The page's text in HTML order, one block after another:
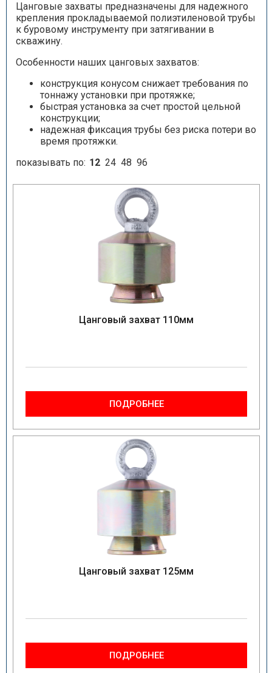
Цанговые захваты предназначены для надежного
крепления прокладываемой полиэтиленовой трубы
к буровому инструменту при затягивании в
скважину.
Особенности наших цанговых захватов:
конструкция конусом снижает требования по
тоннажу установки при протяжке;
быстрая установка за счет простой цельной
конструкции;
надежная фиксация трубы без риска потери во
время протяжки.
показывать по: 12 24 48 96
Цанговый захват 110мм
ПОДРОБНЕЕ
Цанговый захват 125мм
ПОДРОБНЕЕ